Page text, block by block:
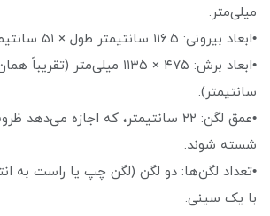
میلی‌متر.
•ابعاد بیرونی: ۱۱۶.۵ سانتیمتر طول × ۵۱ سانتیمتر عرض.
سانتیمتر).
•عمق لگن: ۲۲ سانتیمتر، که اجازه
شسته شوند.
•تعداد لگن‌ها: دو لگن (لگن چپ یا راست به
با یک سینی.